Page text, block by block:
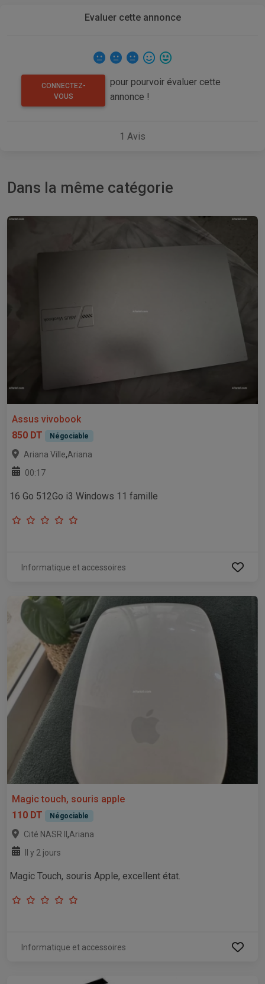
Evaluer cette annonce
CONNECTEZ-
VOUS
pour pourvoir évaluer cette
annonce !
1 Avis
Dans la même catégorie
Assus vivobook
850 DT
Négociable
Ariana Ville,Ariana
00:17
16 Go 512Go i3 Windows 11 famille
Informatique et accessoires
Magic touch, souris apple
110 DT
Négociable
Cité NASR II ,Ariana
Il y 2 jours
Magic Touch, souris Apple, excellent état.
Informatique et accessoires